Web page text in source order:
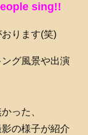
sing!!
ります(笑)
グ風景や出演
った、
の様子が紹介